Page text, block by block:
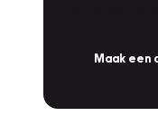
Maak een